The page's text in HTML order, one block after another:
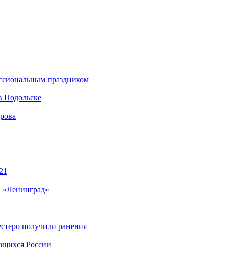
праздником
Подольске
«Ленинград»
получили ранения
России